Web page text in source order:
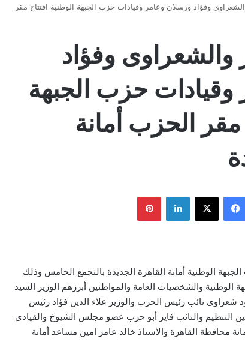
وفؤاد ورسلان وعامر وقيادات حزب الجبهة الوطنية افتتاح مقر
وفؤاد
حزب الجبهة
مقر الحزب أمانة
فيسبوك ‫X لينكدإن بينتيريست
الوطنية أمانة القاهرة الجديدة بالتجمع الخامس وذلك
والشخصيات العامة والمواطنين أبرزهم الوزير السيد
شعراوى نائب رئيس الحزب والوزير علاء الدين فؤاد رئيس
التنظيم والنائب فايز أبو حرب عضو مجلس الشيوخ والقيادى
محافظة القاهرة والاستاذ خالد عامر امين مساعد أمانة